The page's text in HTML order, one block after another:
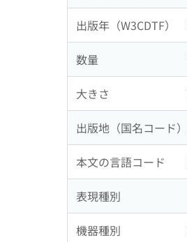
出版年（W3CDTF）
数量
大きさ
出版地（国名コード）
本文の言語コード
表現種別
機器種別